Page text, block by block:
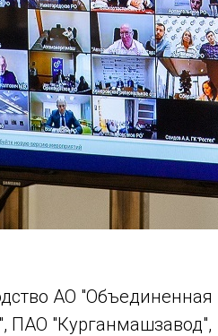
АО "Объединенная
ПАО "Курганмашзавод",